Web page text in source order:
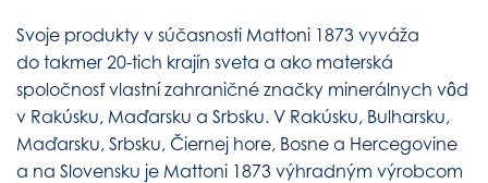
Svoje produkty v súčasnosti Mattoni 1873 vyváža
do takmer 20-tich krajín sveta a ako materská
spoločnosť vlastní zahraničné značky minerálnych vôd
v Rakúsku, Maďarsku a Srbsku. V Rakúsku, Bulharsku,
Maďarsku, Srbsku, Čiernej hore, Bosne a Hercegovine
a na Slovensku je Mattoni 1873 výhradným výrobcom